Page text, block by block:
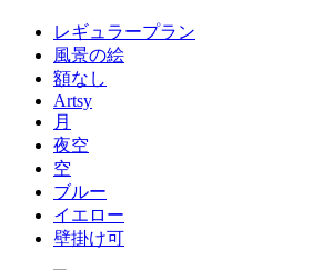
レギュラープラン
風景の絵
額なし
Artsy
月
夜空
空
ブルー
イエロー
壁掛け可